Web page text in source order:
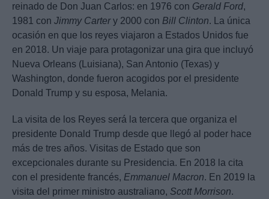
reinado de Don Juan Carlos: en 1976 con Gerald Ford,
1981 con Jimmy Cartery 2000 con Bill Clinton. La única
ocasión en que los reyes viajaron a Estados Unidos fue
en 2018. Un viaje para protagonizar una gira que incluyó
Nueva Orleans (Luisiana), San Antonio (Texas) y
Washington, donde fueron acogidos por el presidente
Donald Trump y su esposa, Melania.
La visita de los Reyes será la tercera que organiza el
presidente Donald Trump desde que llegó al poder hace
más de tres años. Visitas de Estado que son
excepcionales durante su Presidencia. En 2018 la cita
con el presidente francés, Emmanuel Macron. En 2019 la
visita del primer ministro australiano, Scott Morrison.